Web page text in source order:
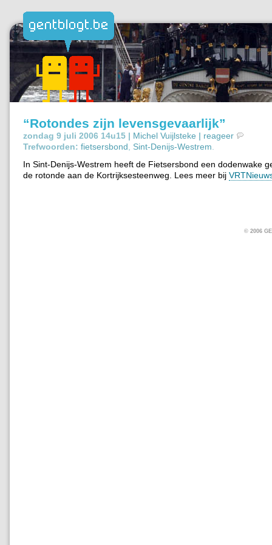
“Rotondes zijn levensgevaarlijk”
zondag 9 juli 2006 14u15 | Michel Vuijlsteke | reageer
Trefwoorden: fietsersbond Sint-Denijs-Westrem
In Sint-Denijs-Westrem heeft de Fietsersbond een dodenwake
de rotonde aan de Kortrijksesteenweg. Lees meer bij
© 2006